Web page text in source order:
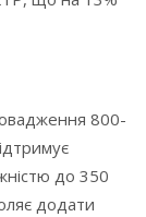
800-
до 350
додати